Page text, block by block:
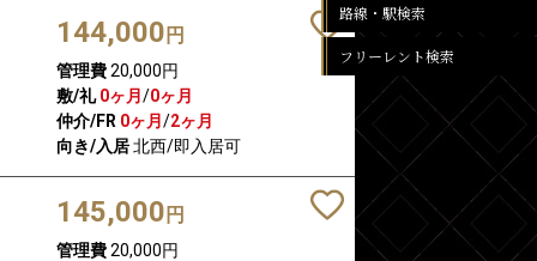
144,000 円
管理費20,000円
敷/礼 0ヶ月 /0ヶ月
仲介/FR 0ヶ月 /2ヶ月
向き/入居北西/即入居可
145,000 円
管理費20,000円
路線・駅検索
フリーレント検索